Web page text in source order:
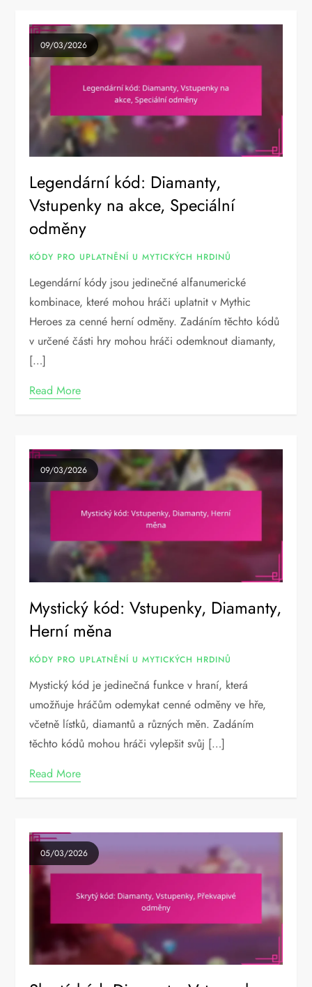
09/03/2026
Legendární kód: Diamanty,
Vstupenky na akce, Speciální
odměny
KÓDY PRO UPLATNĚNÍ U MYTICKÝCH HRDINŮ
Legendární kódy jsou jedinečné alfanumerické
kombinace, které mohou hráči uplatnit v Mythic
Heroes za cenné herní odměny. Zadáním těchto kódů
v určené části hry mohou hráči odemknout diamanty,
[…]
Read More
09/03/2026
Mystický kód: Vstupenky, Diamanty,
Herní měna
KÓDY PRO UPLATNĚNÍ U MYTICKÝCH HRDINŮ
Mystický kód je jedinečná funkce v hraní, která
umožňuje hráčům odemykat cenné odměny ve hře,
včetně lístků, diamantů a různých měn. Zadáním
těchto kódů mohou hráči vylepšit svůj […]
Read More
05/03/2026